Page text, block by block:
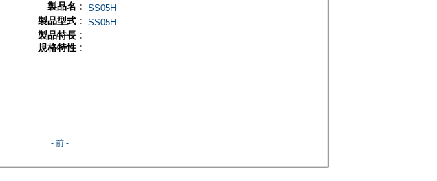
製品名 : SS05H
製品型式 : SS05H
製品特長 :
規格特性 :
- 前 -